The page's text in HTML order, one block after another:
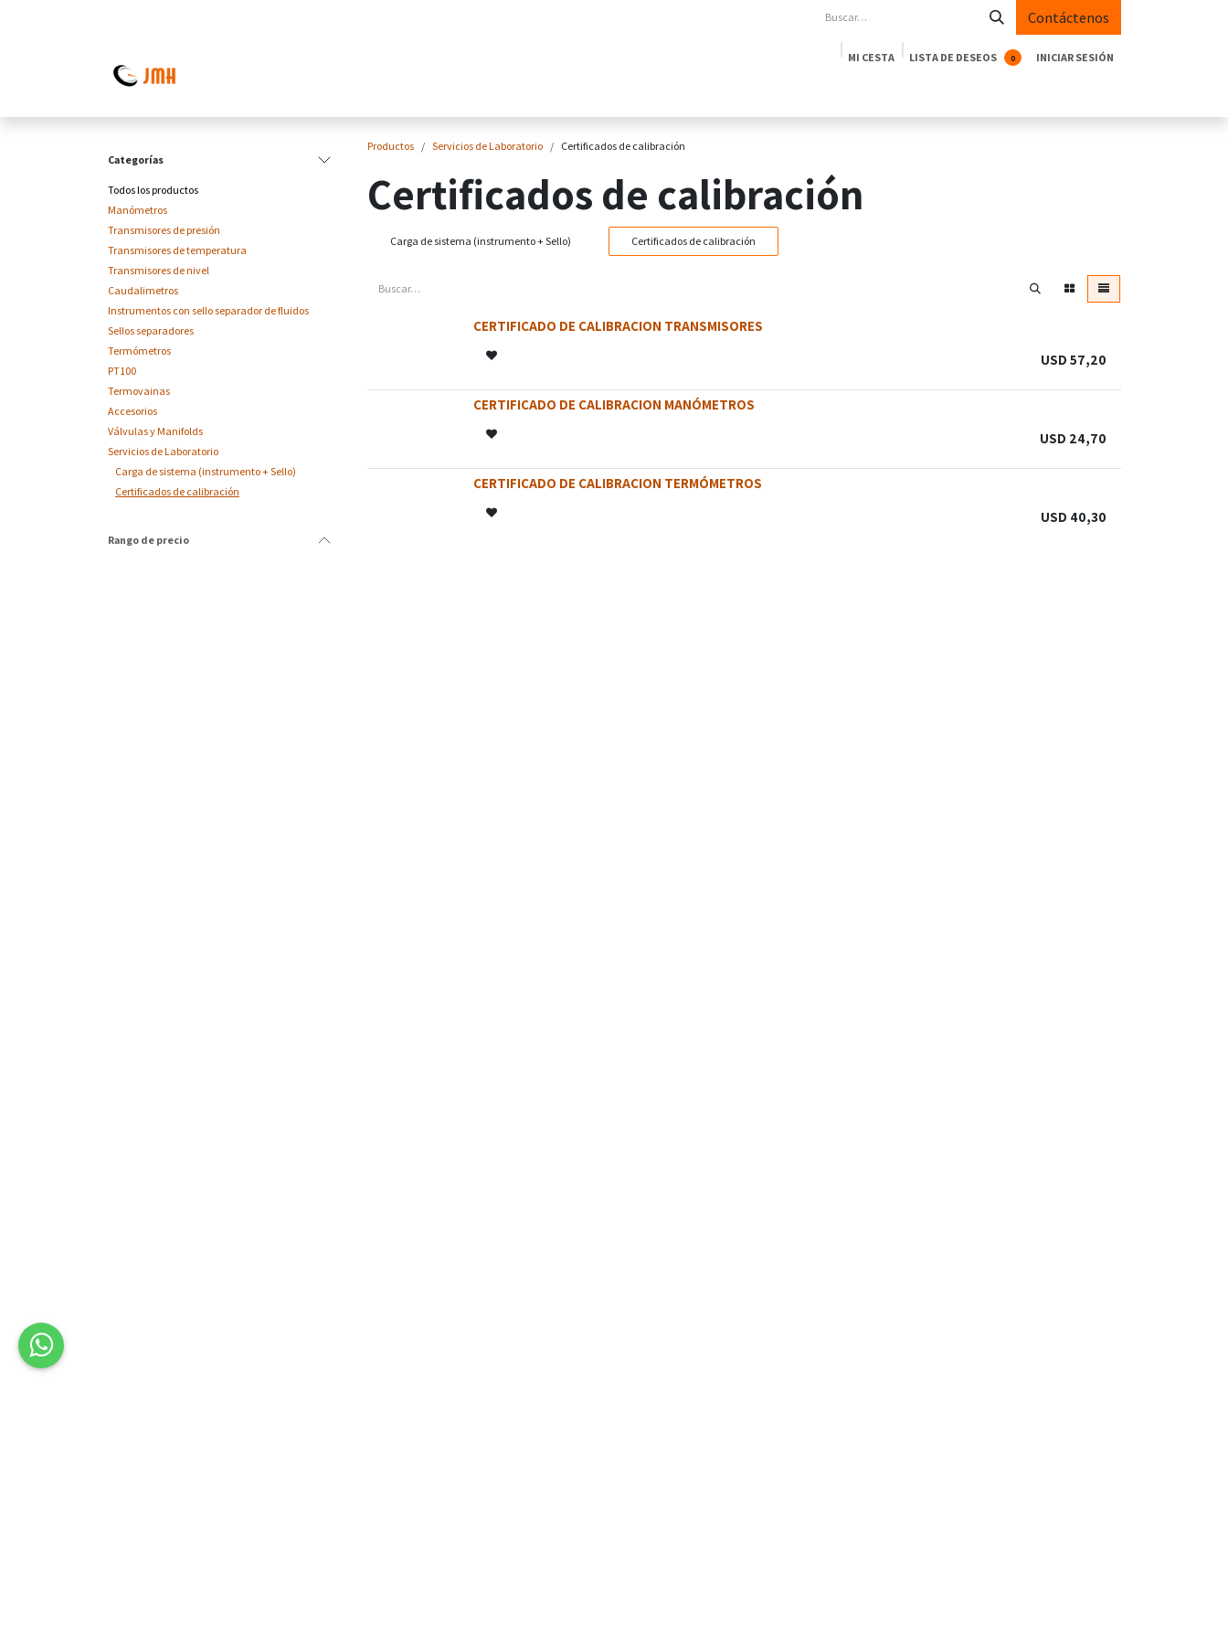
Contáctenos
MI CESTA 0
LISTA DE DESEOS INICIAR SESIÓN
Categorías
Todos los productos
Manómetros
Transmisores de presión
Transmisores de temperatura
Transmisores de nivel
Caudalimetros
Instrumentos con sello separador de fluidos
Sellos separadores
Termómetros
PT100
Termovainas
Accesorios
Válvulas y Manifolds
Servicios de Laboratorio
Carga de sistema (instrumento + Sello)
Certificados de calibración
Rango de precio
Productos Servicios de Laboratorio Certificados de calibración
Certificados de calibración
Carga de sistema (instrumento + Sello) Certificados de calibración
CERTIFICADO DE CALIBRACION TRANSMISORES
USD 57,20
CERTIFICADO DE CALIBRACION MANÓMETROS
USD 24,70
CERTIFICADO DE CALIBRACION TERMÓMETROS
USD 40,30